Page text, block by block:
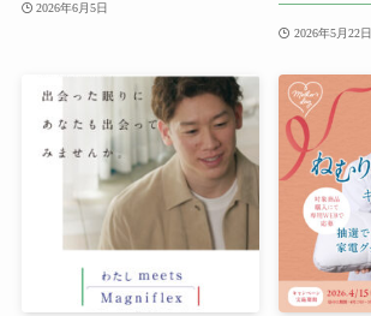
2026年6月5日
2026年5月22日